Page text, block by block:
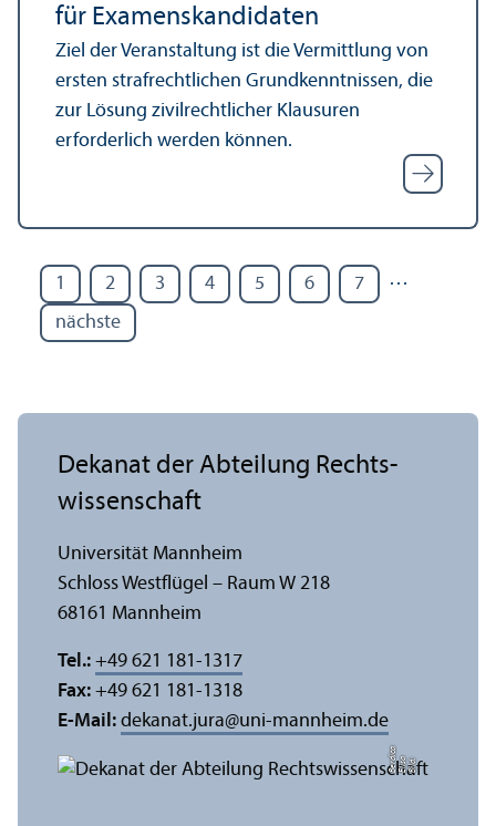
für Examenskandidaten
Ziel der Veranstaltung ist die Vermittlung von
ersten strafrechtlichen Grund­kenntnissen, die
zur Lösung zivilrechtlicher Klausuren
erforderlich werden können.
1 2 3 4 5 6 7 …
nächste
Bil
d:
Eli
s
a
B
e
r
dic
a
Dekanat der Abteilung Rechts­
wissenschaft
Universität Mannheim
Schloss Westflügel – Raum W 218
68161 Mannheim
Tel.: +49 621 181-1317
Fax: +49 621 181-1318
E-Mail: dekanat.jura@uni-mannheim.de